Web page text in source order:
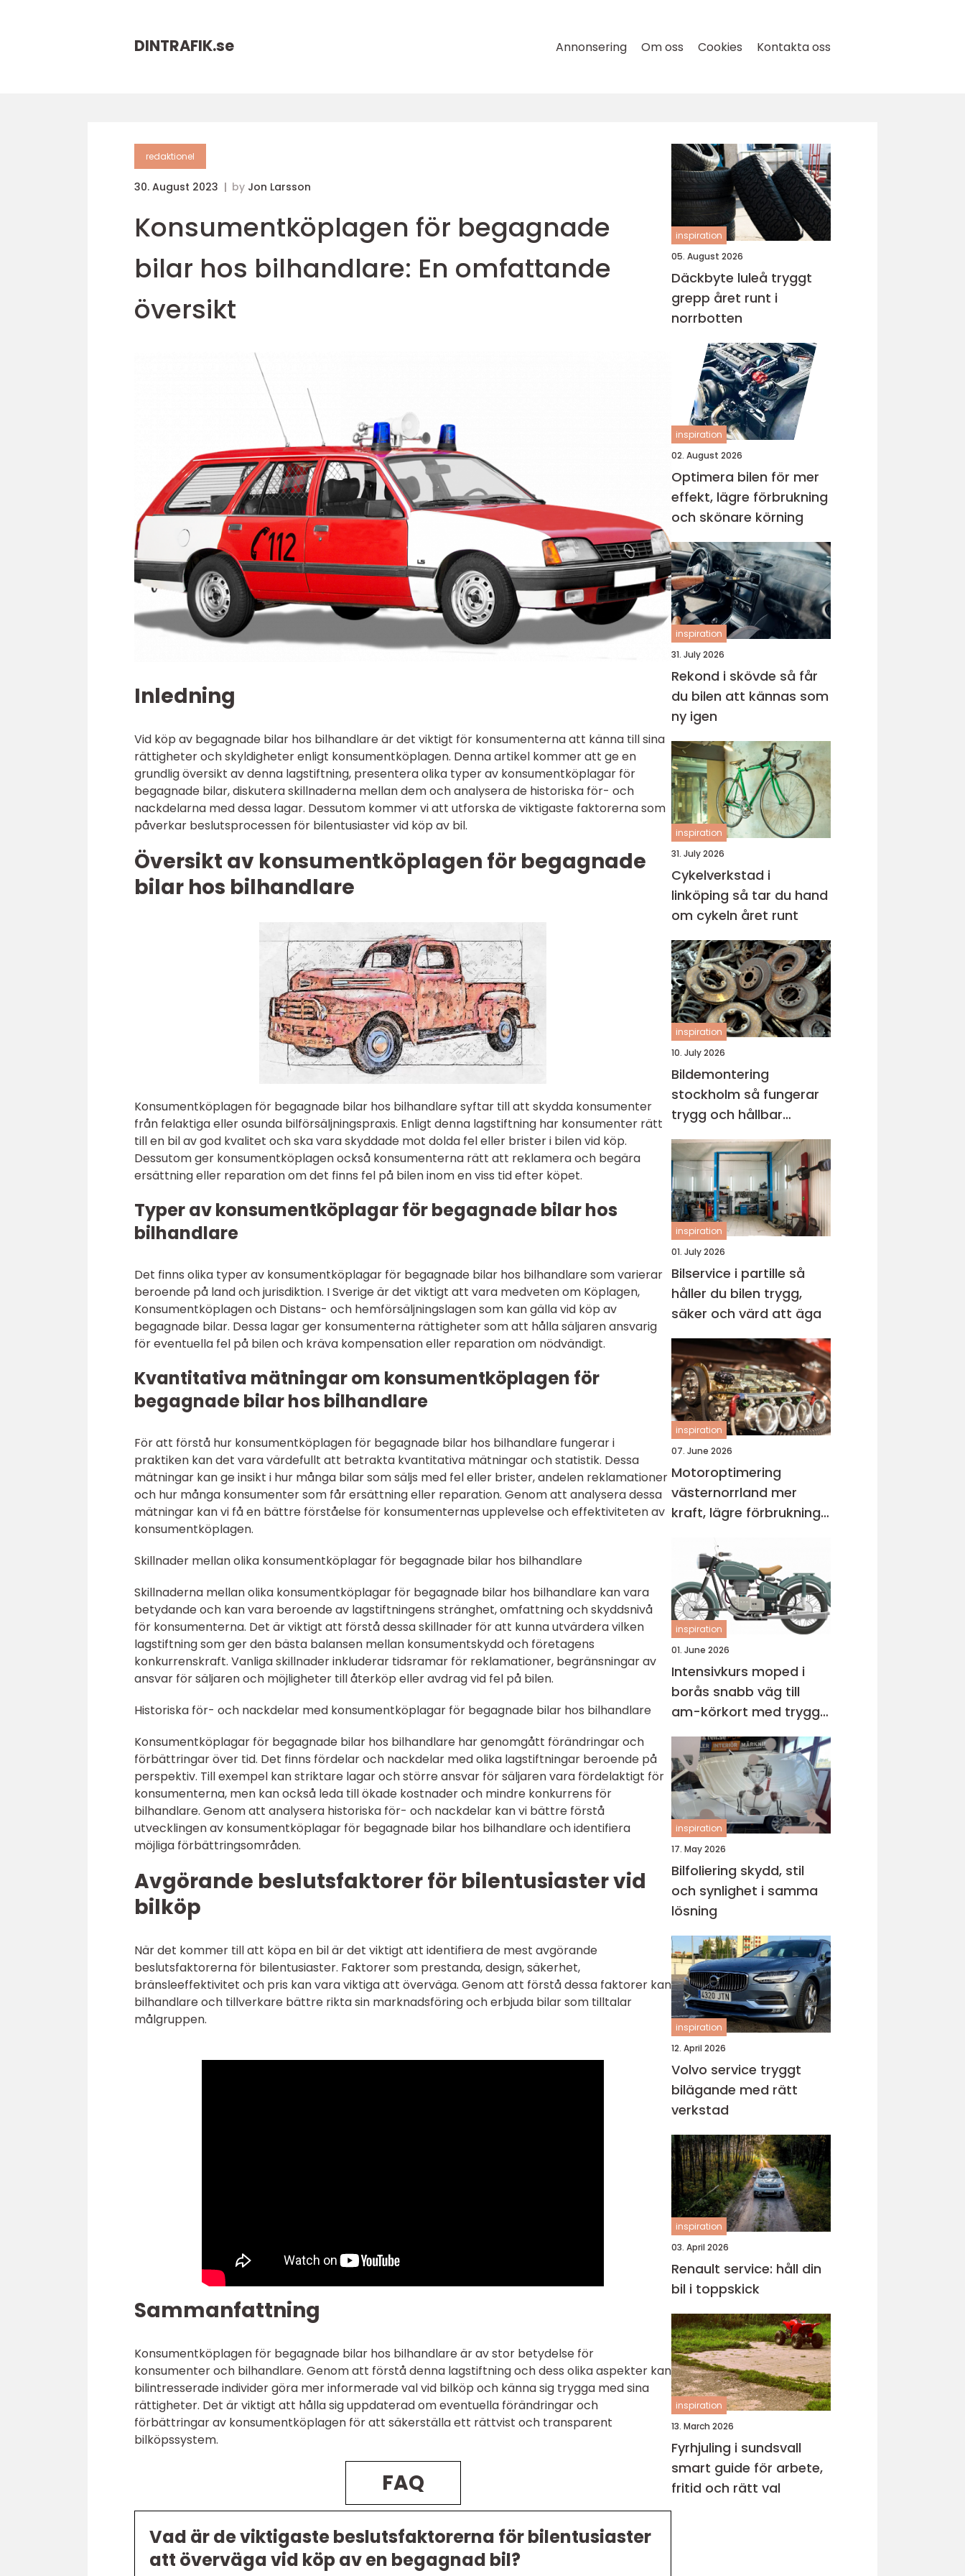
DINTRAFIK.se Annonsering Om oss Cookies Kontakta oss
redaktionel
30. August 2023 by Jon Larsson
Konsumentköplagen för begagnade
bilar hos bilhandlare: En omfattande
översikt
Inledning
Vid köp av begagnade bilar hos bilhandlare är det viktigt för konsumenterna att känna till sina
rättigheter och skyldigheter enligt konsumentköplagen. Denna artikel kommer att ge en
grundlig översikt av denna lagstiftning, presentera olika typer av konsumentköplagar för
begagnade bilar, diskutera skillnaderna mellan dem och analysera de historiska för- och
nackdelarna med dessa lagar. Dessutom kommer vi att utforska de viktigaste faktorerna som
påverkar beslutsprocessen för bilentusiaster vid köp av bil.
Översikt av konsumentköplagen för begagnade
bilar hos bilhandlare
Konsumentköplagen för begagnade bilar hos bilhandlare syftar till att skydda konsumenter
från felaktiga eller osunda bilförsäljningspraxis. Enligt denna lagstiftning har konsumenter rätt
till en bil av god kvalitet och ska vara skyddade mot dolda fel eller brister i bilen vid köp.
Dessutom ger konsumentköplagen också konsumenterna rätt att reklamera och begära
ersättning eller reparation om det finns fel på bilen inom en viss tid efter köpet.
Typer av konsumentköplagar för begagnade bilar hos
bilhandlare
Det finns olika typer av konsumentköplagar för begagnade bilar hos bilhandlare som varierar
beroende på land och jurisdiktion. I Sverige är det viktigt att vara medveten om Köplagen,
Konsumentköplagen och Distans- och hemförsäljningslagen som kan gälla vid köp av
begagnade bilar. Dessa lagar ger konsumenterna rättigheter som att hålla säljaren ansvarig
för eventuella fel på bilen och kräva kompensation eller reparation om nödvändigt.
Kvantitativa mätningar om konsumentköplagen för
begagnade bilar hos bilhandlare
För att förstå hur konsumentköplagen för begagnade bilar hos bilhandlare fungerar i
praktiken kan det vara värdefullt att betrakta kvantitativa mätningar och statistik. Dessa
mätningar kan ge insikt i hur många bilar som säljs med fel eller brister, andelen reklamationer
och hur många konsumenter som får ersättning eller reparation. Genom att analysera dessa
mätningar kan vi få en bättre förståelse för konsumenternas upplevelse och effektiviteten av
konsumentköplagen.
Skillnader mellan olika konsumentköplagar för begagnade bilar hos bilhandlare
Skillnaderna mellan olika konsumentköplagar för begagnade bilar hos bilhandlare kan vara
betydande och kan vara beroende av lagstiftningens stränghet, omfattning och skyddsnivå
för konsumenterna. Det är viktigt att förstå dessa skillnader för att kunna utvärdera vilken
lagstiftning som ger den bästa balansen mellan konsumentskydd och företagens
konkurrenskraft. Vanliga skillnader inkluderar tidsramar för reklamationer, begränsningar av
ansvar för säljaren och möjligheter till återköp eller avdrag vid fel på bilen.
Historiska för- och nackdelar med konsumentköplagar för begagnade bilar hos bilhandlare
Konsumentköplagar för begagnade bilar hos bilhandlare har genomgått förändringar och
förbättringar över tid. Det finns fördelar och nackdelar med olika lagstiftningar beroende på
perspektiv. Till exempel kan striktare lagar och större ansvar för säljaren vara fördelaktigt för
konsumenterna, men kan också leda till ökade kostnader och mindre konkurrens för
bilhandlare. Genom att analysera historiska för- och nackdelar kan vi bättre förstå
utvecklingen av konsumentköplagar för begagnade bilar hos bilhandlare och identifiera
möjliga förbättringsområden.
Avgörande beslutsfaktorer för bilentusiaster vid
bilköp
När det kommer till att köpa en bil är det viktigt att identifiera de mest avgörande
beslutsfaktorerna för bilentusiaster. Faktorer som prestanda, design, säkerhet,
bränsleeffektivitet och pris kan vara viktiga att överväga. Genom att förstå dessa faktorer kan
bilhandlare och tillverkare bättre rikta sin marknadsföring och erbjuda bilar som tilltalar
målgruppen.
Sammanfattning
Konsumentköplagen för begagnade bilar hos bilhandlare är av stor betydelse för
konsumenter och bilhandlare. Genom att förstå denna lagstiftning och dess olika aspekter kan
bilintresserade individer göra mer informerade val vid bilköp och känna sig trygga med sina
rättigheter. Det är viktigt att hålla sig uppdaterad om eventuella förändringar och
förbättringar av konsumentköplagen för att säkerställa ett rättvist och transparent
bilköpssystem.
FAQ
Vad är de viktigaste beslutsfaktorerna för bilentusiaster
att överväga vid köp av en begagnad bil?
inspiration
05. August 2026
Däckbyte luleå tryggt
grepp året runt i
norrbotten
inspiration
02. August 2026
Optimera bilen för mer
effekt, lägre förbrukning
och skönare körning
inspiration
31. July 2026
Rekond i skövde så får
du bilen att kännas som
ny igen
inspiration
31. July 2026
Cykelverkstad i
linköping så tar du hand
om cykeln året runt
inspiration
10. July 2026
Bildemontering
stockholm så fungerar
trygg och hållbar
bilskrotning
inspiration
01. July 2026
Bilservice i partille så
håller du bilen trygg,
säker och värd att äga
inspiration
07. June 2026
Motoroptimering
västernorrland mer
kraft, lägre förbrukning
inspiration
01. June 2026
Intensivkurs moped i
borås snabb väg till
am-körkort med trygg
grund
inspiration
17. May 2026
Bilfoliering skydd, stil
och synlighet i samma
lösning
inspiration
12. April 2026
Volvo service tryggt
bilägande med rätt
verkstad
inspiration
03. April 2026
Renault service: håll din
bil i toppskick
inspiration
13. March 2026
Fyrhjuling i sundsvall
smart guide för arbete,
fritid och rätt val